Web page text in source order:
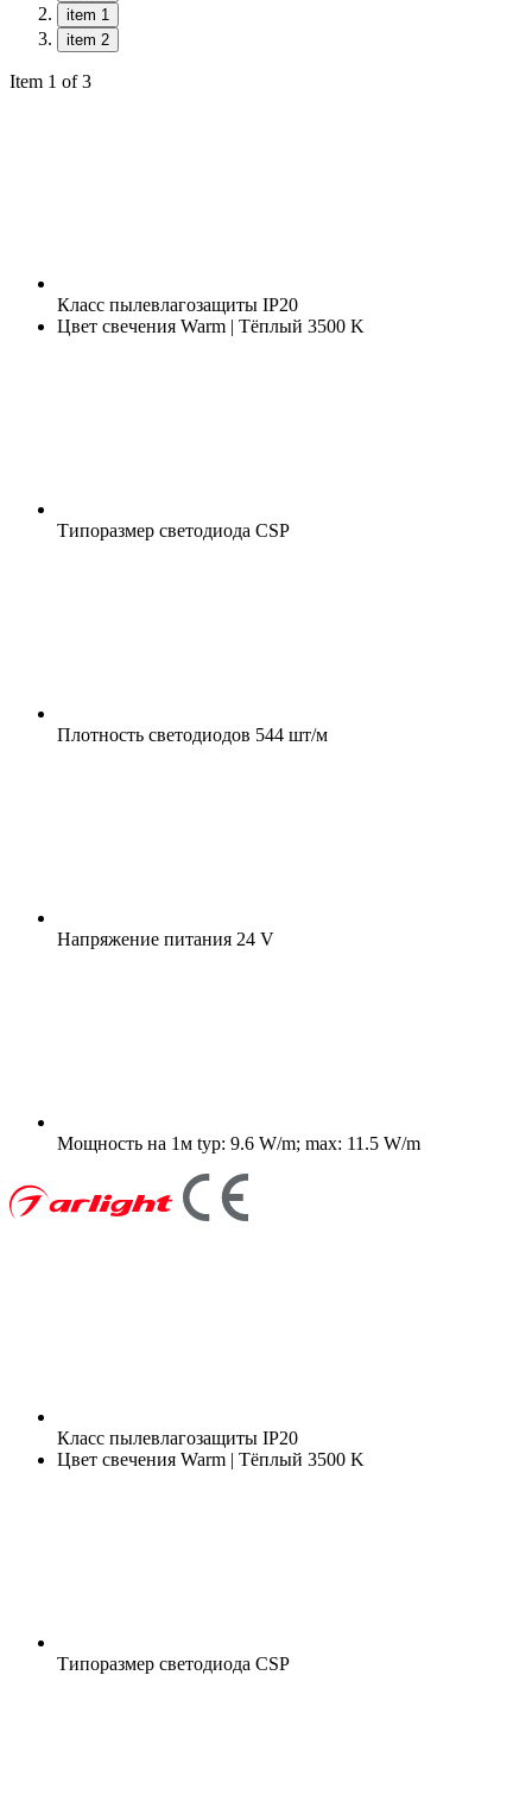
item 1
item 2
Item 1 of 3
Класс пылевлагозащиты IP20
Цвет свечения Warm | Тёплый 3500 K
Типоразмер светодиода CSP
Плотность светодиодов 544 шт/м
Напряжение питания 24 V
Мощность на 1м typ: 9.6 W/m; max: 11.5 W/m
Класс пылевлагозащиты IP20
Цвет свечения Warm | Тёплый 3500 K
Типоразмер светодиода CSP